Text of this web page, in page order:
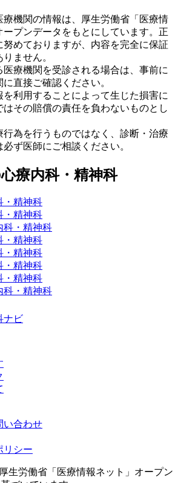
療機関の情報は、厚生労働省「医療情
ープンデータをもとにしています。正
努めておりますが、内容を完全に保証
ません。
医療機関を受診される場合は、事前に
直接ご確認ください。
を利用することによって生じた損害に
はその賠償の責任を負わないものとし
行為を行うものではなく、診断・治療
ず医師にご相談ください。
療内科・精神科
・精神科
・精神科
科・精神科
・精神科
・精神科
・精神科
・精神科
科・精神科
ナビ
い合わせ
リシー
生労働省「医療情報ネット」オープン